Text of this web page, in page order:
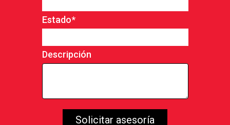
Estado*
Descripción